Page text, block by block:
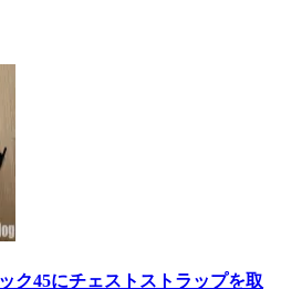
ク45にチェストストラップを取